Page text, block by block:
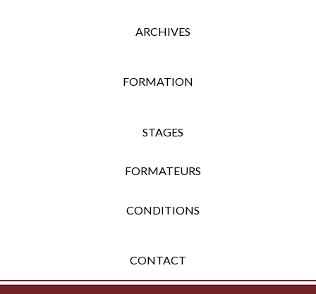
ARCHIVES
FORMATION
STAGES
FORMATEURS
CONDITIONS
CONTACT